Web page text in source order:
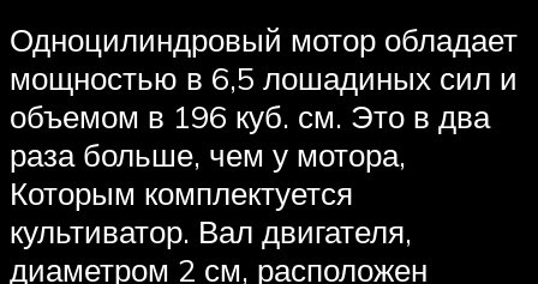
Одноцилиндровый мотор обладает
мощностью в 6,5 лошадиных сил и
объемом в 196 куб. см. Это в два
раза больше, чем у мотора,
Которым комплектуется
культиватор. Вал двигателя,
диаметром 2 см, расположен